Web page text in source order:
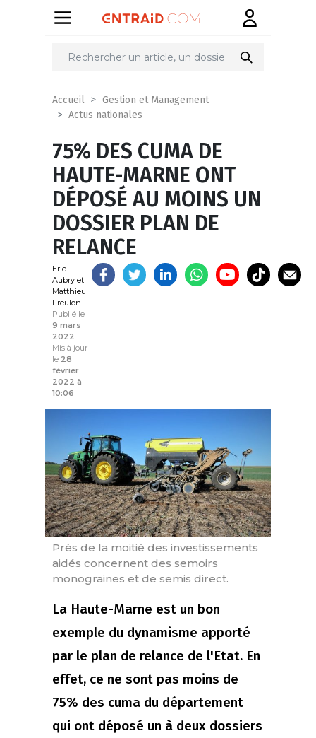
Partager
Accueil
Gestion et Management
Actus nationales
75% DES CUMA DE
HAUTE-MARNE ONT
DÉPOSÉ AU MOINS UN
DOSSIER PLAN DE
RELANCE
Eric
Aubry et
Matthieu
Freulon
Publié le
9 mars
2022
Mis à jour
le 28
février
2022 à
10:06
Près de la moitié des investissements
aidés concernent des semoirs
monograines et de semis direct.
La Haute-Marne est un bon
exemple du dynamisme apporté
par le plan de relance de l'Etat. En
effet, ce ne sont pas moins de
75% des cuma du département
qui ont déposé un à deux dossiers